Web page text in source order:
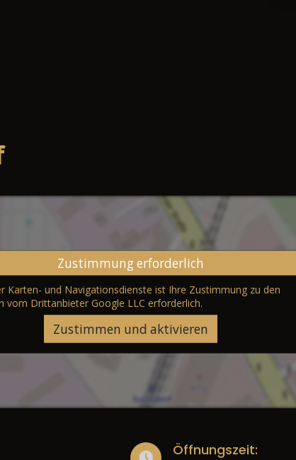
Zustimmung erforderlich
Karten- und Navigationsdienste ist Ihre Zustimmung zu den
vom Drittanbieter Google LLC erforderlich.
Zustimmen und aktivieren
Öffnungszeit: